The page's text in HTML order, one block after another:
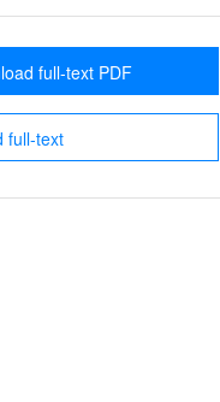
full-text PDF
full-text